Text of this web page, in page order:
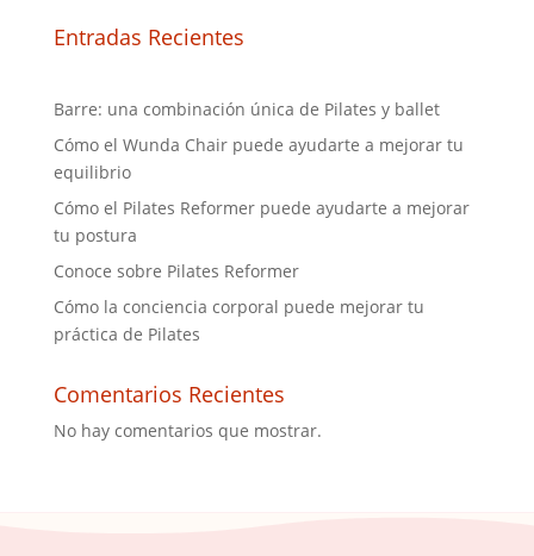
Entradas Recientes
Barre: una combinación única de Pilates y ballet
Cómo el Wunda Chair puede ayudarte a mejorar tu
equilibrio
Cómo el Pilates Reformer puede ayudarte a mejorar
tu postura
Conoce sobre Pilates Reformer
Cómo la conciencia corporal puede mejorar tu
práctica de Pilates
Comentarios Recientes
No hay comentarios que mostrar.